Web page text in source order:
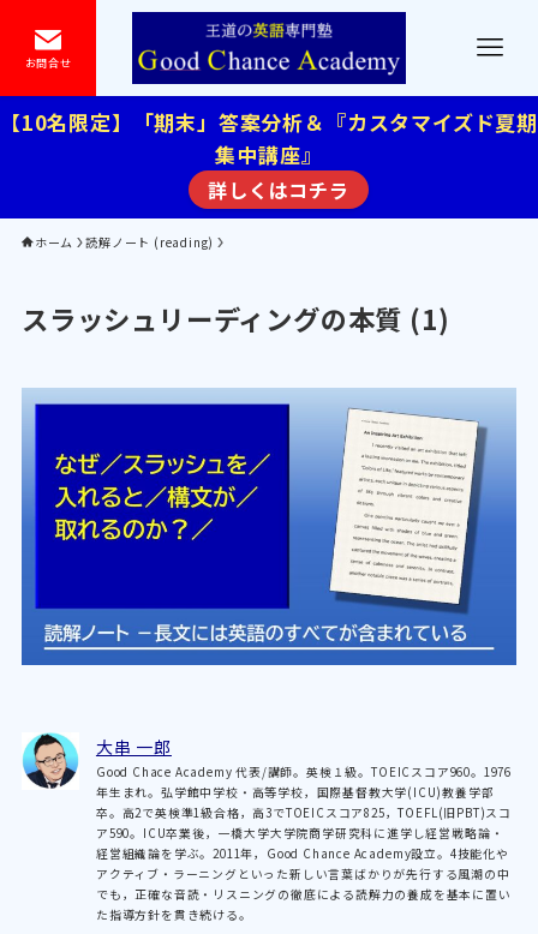
お問合せ
【10名限定】「期末」答案分析＆『カスタマイズド夏期
集中講座』
詳しくはコチラ
ホーム 読解ノート (reading)
スラッシュリーディングの本質 (1)
大串 一郎
Good Chace Academy 代表/講師。英検１級。TOEICスコア960。1976
年生まれ。弘学館中学校・高等学校，国際基督教大学(ICU)教養学部
卒。高2で英検準1級合格，高3でTOEICスコア825，TOEFL(旧PBT)スコ
ア590。ICU卒業後，一橋大学大学院商学研究科に進学し経営戦略論・
経営組織論を学ぶ。2011年，Good Chance Academy設立。4技能化や
アクティブ・ラーニングといった新しい言葉ばかりが先行する風潮の中
でも，正確な音読・リスニングの徹底による読解力の養成を基本に置い
た指導方針を貫き続ける。